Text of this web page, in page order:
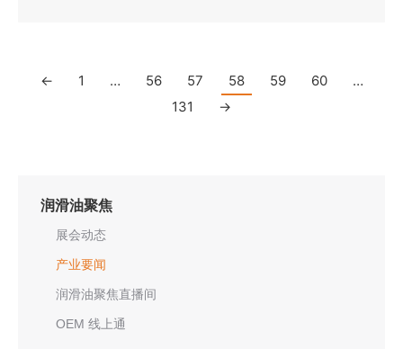
← 1 … 56 57 58 59 60
…
131
→
润滑油聚焦
展会动态
产业要闻
润滑油聚焦直播间
OEM 线上通